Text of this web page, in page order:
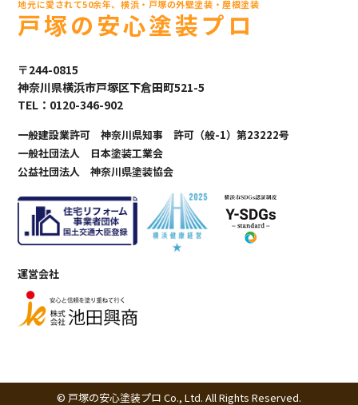
地元に愛されて50余年、横浜・戸塚の外壁塗装・屋根塗装
戸塚の安心塗装プロ
〒244-0815
神奈川県横浜市戸塚区下倉田町521-5
TEL：0120-346-902
一般建設業許可 神奈川県知事 許可（般-1）第23222号
一般社団法人 日本塗装工業会
公益社団法人 神奈川県塗装協会
運営会社
© 戸塚の安心塗装プロ Co., Ltd. All Rights Reserved.